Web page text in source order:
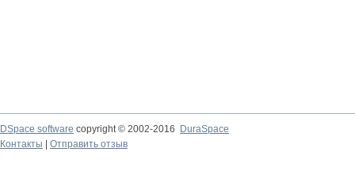
DSpace software copyright © 2002-2016
DuraSpace
Контакты
Отправить отзыв